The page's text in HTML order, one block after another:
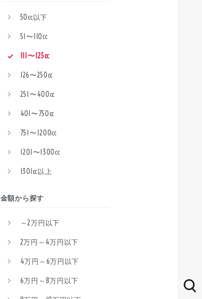
50cc以下
51〜110cc
111〜125cc
126〜250cc
251〜400cc
401〜750cc
751〜1200cc
1201〜1300cc
1301cc以上
金額から探す
～2万円以下
2万円～4万円以下
4万円～6万円以下
6万円～8万円以下